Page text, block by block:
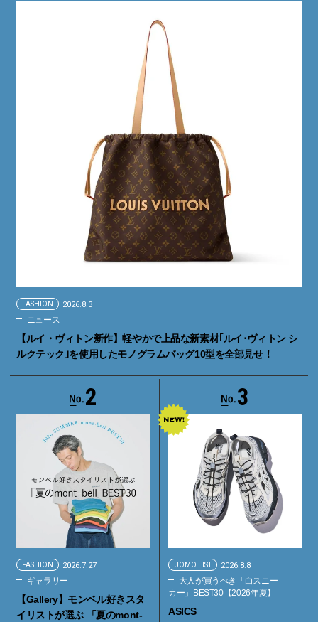
FASHION 2026.8.3
ニュース
【ルイ・ヴィトン新作】軽やかで上品な新素材｢ルイ･ヴィトン シ
ルクテック｣を使用したモノグラムバッグ10型を全部見せ！
2
FASHION 2026.7.27
ギャラリー
【Gallery】モンベル好きスタ
イリストが選ぶ 「夏のmont-
3
UOMO LIST 2026.8.8
大人が買うべき「白スニー
カー」BEST30【2026年夏】
ASICS